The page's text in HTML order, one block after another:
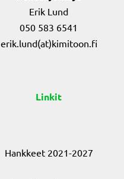
Erik Lund
050 583 6541
erik.lund(at)kimitoon.fi
Linkit
Hankkeet 2021-2027